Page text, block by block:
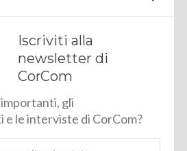
Iscriviti alla
newsletter di
CorCom
gli
le interviste di CorCom?